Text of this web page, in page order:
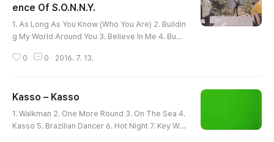
곡도 그렇지만 완성도가 상당하다. 처음 음악만 들었을때
아보니 1979년에 앨범이 제작되었다는것을 보고 '역시 7
080에 디스코에 필요한 음악적..
ence Of S.O.N.N.Y.
1. As Long As You Know (Who You Are) 2. Buildin
g My World Around You 3. Believe In Me 4. Bum
ove Of Your Life) 6. Game Players 7. Right Unde
ork의 약자이다. 앨범정보, 아티스트정보, 레코드사정보를
찾기 너무 힘들었는데, 그와중에 찾았던 내용을 여기에 정
리해본다. Dooley Silverspoon (우리말로 하면 은수저
0 0 2016. 7. 13.
Kasso ‎– Kasso
1. Walkman 2. One More Round 3. On The Sea 4.
Kasso 5. Brazilian Dancer 6. Hot Night 7. Key We